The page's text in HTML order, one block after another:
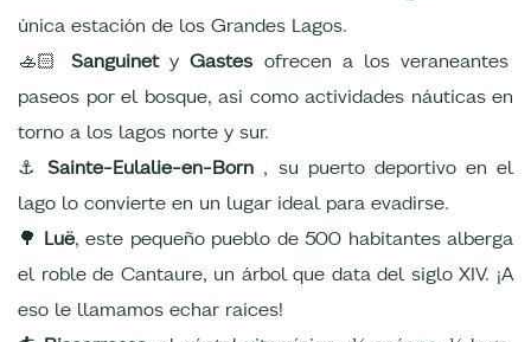
única estación de los Grandes Lagos.
🚣🏻SanguinetyGastes ofrecen a los veraneantes
paseos por el bosque, así como actividades náuticas en
torno a los lagos norte y sur.
⚓Sainte-Eulalie-en-Born , su puerto deportivo en el
lago lo convierte en un lugar ideal para evadirse.
🌳 Luë, este pequeño pueblo de 500 habitantes alberga
el roble de Cantaure, un árbol que data del siglo XIV. ¡A
eso le llamamos echar raíces!